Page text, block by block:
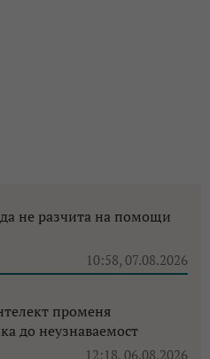
не разчита на помощи
10:58, 07.08.2026
променя
до неузнаваемост
12:18, 06.08.2026